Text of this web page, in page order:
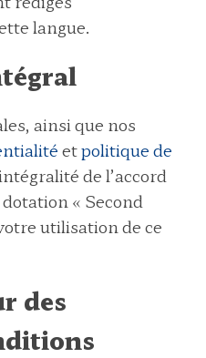
langue.
ainsi que nos
etpolitique de
de l’accord
« Second
utilisation de ce
des